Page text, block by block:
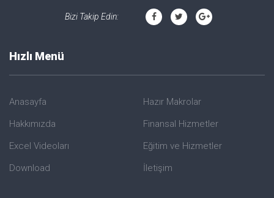
Bizi Takip Edin:
Hızlı Menü
Anasayfa
Hakkımızda
Excel Videoları
Download
Hazır Makrolar
Finansal Hizmetler
Eğitim ve Hizmetler
İletişim